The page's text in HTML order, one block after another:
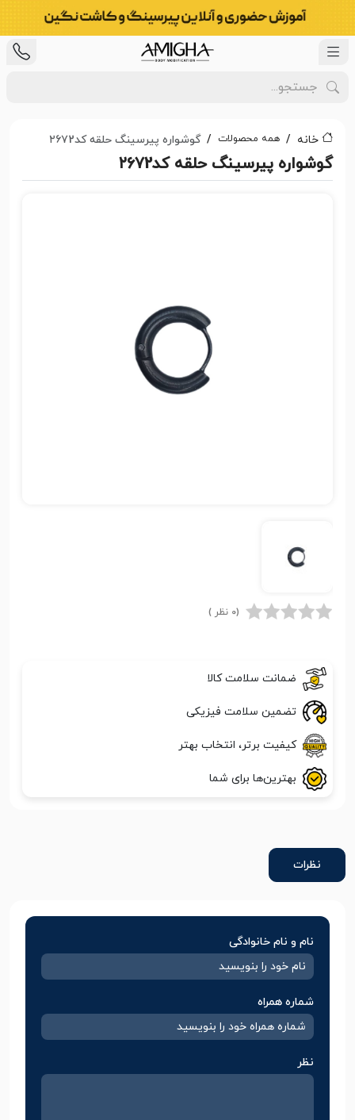
خانه همه محصولات گوشواره پیرسینگ حلقه کد۲۶۷2
گوشواره پیرسینگ حلقه کد۲۶۷2
(0 نظر )
ضمانت سلامت کالا
تضمین سلامت فیزیکی
کیفیت برتر، انتخاب بهتر
بهترین‌ها برای شما
نظرات
نام و نام خانوادگی
شماره همراه
نظر